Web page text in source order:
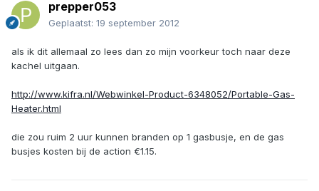
prepper053
Geplaatst: 19 september 2012
als ik dit allemaal zo lees dan zo mijn voorkeur toch naar deze
kachel uitgaan.
http://www.kifra.nl/Webwinkel-Product-6348052/Portable-Gas-
Heater.html
die zou ruim 2 uur kunnen branden op 1 gasbusje, en de gas
busjes kosten bij de action €1.15.